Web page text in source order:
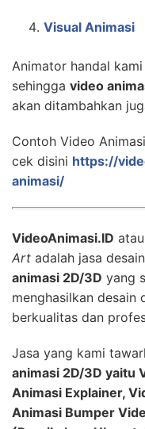
Visual Animasi
Animator handal
sehingga video
akan ditambahkan
Contoh Video
cek disini https://
animasi/
VideoAnimasi.ID
Art adalah jasa
animasi 2D/3D yang
menghasilkan desain
berkualitas dan
Jasa yang kami
animasi 2D/3D yaitu
Animasi Explainer,
Animasi Bumper